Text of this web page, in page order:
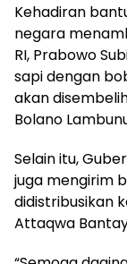
Kehadiran
negara
RI, Prabowo
sapi dengan
akan
Bolano
Selain itu,
juga mengirim
didistribusikan
Attaqwa